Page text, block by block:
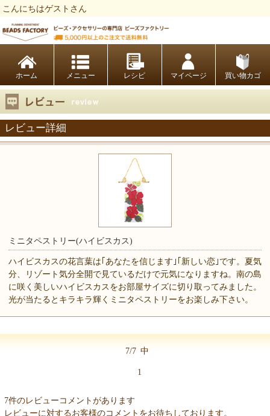
こんにちはゲストさん
ホーム レシピ マイページ 買い物カゴ
レビュー詳細
ミニタペストリー(ハイビスカス)
ハイビスカスの花言葉は｢あなたを信じます｣｢新しい恋｣です。夏気
分、リゾート気分全開で見ているだけで元気になりますね。南の島
に咲く美しいハイビスカスをお部屋サイズに切り取ってみました。
光が当たるとキラキラ輝くミニタペストリーをお楽しみ下さい。
7/7 中
1
7件のレビューコメントがあります
レビューに対するお客様のコメントをお待ちしております。